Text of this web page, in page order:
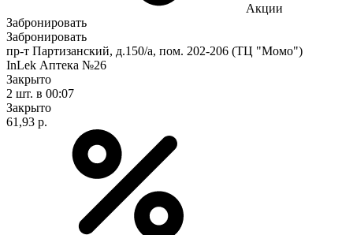
Акции
Забронировать
Забронировать
пр-т Партизанский, д.150/а, пом. 202-206 (ТЦ "Момо")
InLek Аптека №26
Закрыто
2 шт. в 00:07
Закрыто
61,93 р.